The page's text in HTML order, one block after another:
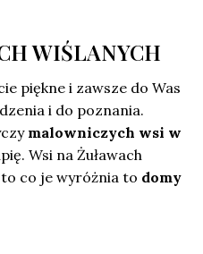
WIŚLANYCH
piękne i zawsze do Was
i do poznania.
malowniczych wsi w
Wsi na Żuławach
co je wyróżnia to domy